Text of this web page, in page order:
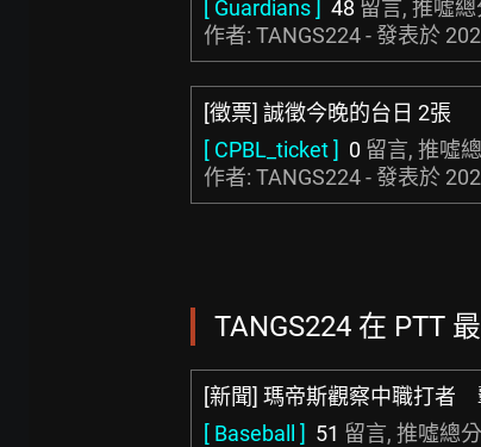
[ Guardians ] 48 留言, 推噓總
作者: TANGS224 - 發表於
[徵票] 誠徵今晚的台日 2張
[ CPBL_ticket ] 0 留言, 推噓
作者: TANGS224 - 發表於
TANGS224 在 PTT
[新聞] 瑪帝斯觀察中職打者
[ Baseball ] 51 留言, 推噓總